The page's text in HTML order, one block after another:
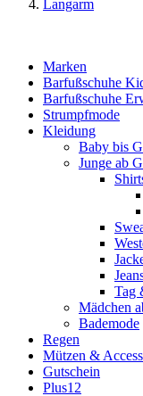
Langarm
Marken
Barfußschuhe
Barfußschuhe
Strumpfmode
Kleidung
Baby bis
Junge ab
Tag
Mädchen
Bademode
Regen
Mützen &
Gutschein
Plus12